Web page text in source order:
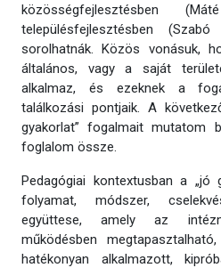
közösségfejlesztésben
településfejlesztésben
sorolhatnák. Közös vonásuk,
általános, vagy a saját
alkalmaz, és ezeknek a
találkozási pontjaik. A
gyakorlat” fogalmait mutatom
foglalom össze.
Pedagógiai kontextusban a „jó
folyamat, módszer,
együttese, amely az
működésben
hatékonyan alkalmazott,